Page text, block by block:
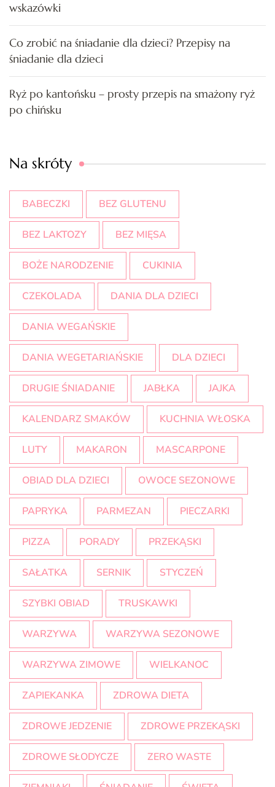
wskazówki
Co zrobić na śniadanie dla dzieci? Przepisy na
śniadanie dla dzieci
Ryż po kantońsku – prosty przepis na smażony ryż
po chińsku
Na skróty
BABECZKI BEZ GLUTENU
BEZ LAKTOZY BEZ MIĘSA
BOŻE NARODZENIE CUKINIA
CZEKOLADA DANIA DLA DZIECI
DANIA WEGAŃSKIE
DANIA WEGETARIAŃSKIE DLA DZIECI
DRUGIE ŚNIADANIE JABŁKA JAJKA
KALENDARZ SMAKÓW KUCHNIA WŁOSKA
LUTY MAKARON MASCARPONE
OBIAD DLA DZIECI OWOCE SEZONOWE
PAPRYKA PARMEZAN PIECZARKI
PIZZA PORADY PRZEKĄSKI
SAŁATKA SERNIK STYCZEŃ
SZYBKI OBIAD TRUSKAWKI
WARZYWA WARZYWA SEZONOWE
WARZYWA ZIMOWE WIELKANOC
ZAPIEKANKA ZDROWA DIETA
ZDROWE JEDZENIE ZDROWE PRZEKĄSKI
ZDROWE SŁODYCZE ZERO WASTE